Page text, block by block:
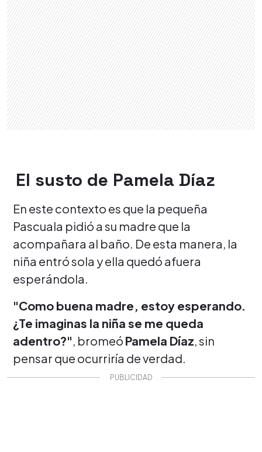
El susto de Pamela Díaz
En este contexto es que la pequeña
Pascuala pidió a su madre que la
acompañara al baño. De esta manera, la
niña entró sola y ella quedó afuera
esperándola.
"Como buena madre, estoy esperando.
¿Te imaginas la niña se me queda
adentro?", bromeó Pamela Díaz, sin
pensar que ocurriría de verdad.